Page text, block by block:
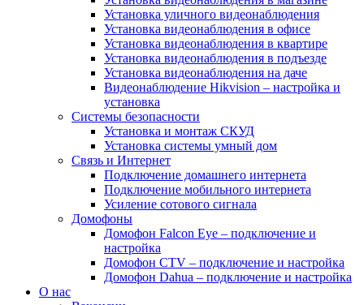
Установка уличного видеонаблюдения
Установка видеонаблюдения в офисе
Установка видеонаблюдения в квартире
Установка видеонаблюдения в подъезде
Установка видеонаблюдения на даче
Видеонаблюдение Hikvision – настройка и
установка
Системы безопасности
Установка и монтаж СКУД
Установка системы умный дом
Связь и Интернет
Подключение домашнего интернета
Подключение мобильного интернета
Усиление сотового сигнала
Домофоны
Домофон Falcon Eye – подключение и
настройка
Домофон CTV – подключение и настройка
Домофон Dahua – подключение и настройка
О нас